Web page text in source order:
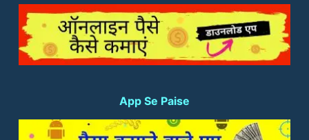
App Se Paise